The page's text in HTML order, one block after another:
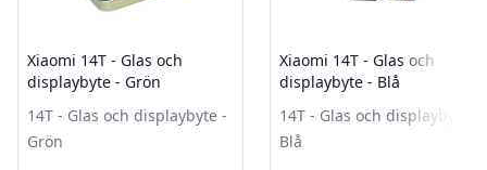
Xiaomi 14T - Glas och
displaybyte - Grön
14T - Glas och displaybyte -
Grön
Xiaomi 14T - Glas och
displaybyte - Blå
14T - Glas och displaybyte -
Blå